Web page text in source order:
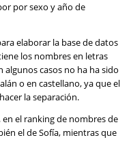
por sexo y año de
elaborar la base de datos
los nombres en letras
casos no ha ha sido
o en castellano, ya que el
la separación.
el ranking de nombres de
el de Sofía, mientras que